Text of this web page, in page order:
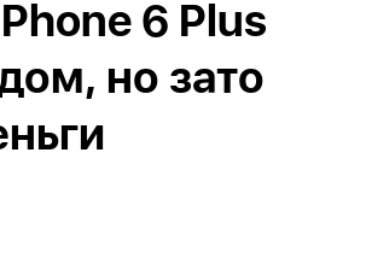
6 Plus
но зато